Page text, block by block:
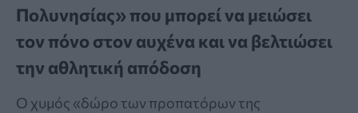
Πολυνησίας» που μπορεί να μειώσει
τον πόνο στον αυχένα και να βελτιώσει
την αθλητική απόδοση
Ο χυμός «δώρο των προπατόρων της